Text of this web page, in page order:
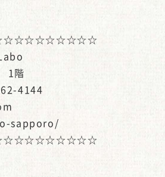
1階
4144
sapporo/